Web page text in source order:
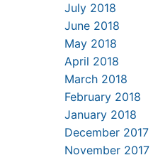
July 2018
June 2018
May 2018
April 2018
March 2018
February 2018
January 2018
December 2017
November 2017